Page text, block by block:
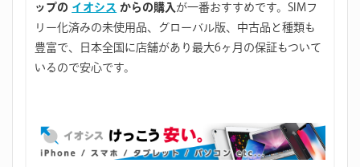
ップの イオシス からの購入 が一番おすすめです。SIMフ
リー化済みの未使用品、グローバル版、中古品と種類も
豊富で、日本全国に店舗があり最大6ヶ月の保証もついて
いるので安心です。